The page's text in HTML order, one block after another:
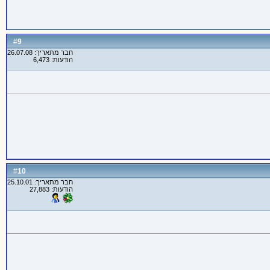
#
9
חבר מתאריך: 26.07.08
הודעות: 6,473
#
10
חבר מתאריך: 25.10.01
הודעות: 27,883